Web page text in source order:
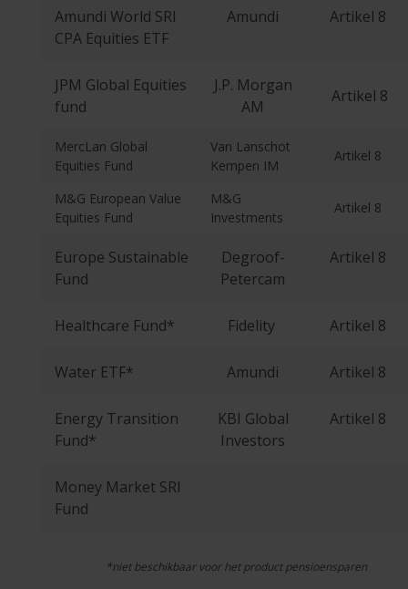
Amundi World SRI
CPA Equities ETF
Amundi Artikel 8
JPM Global Equities
fund
J.P. Morgan
AM
Artikel 8
MercLan Global
Equities Fund
Van Lanschot
Kempen IM
Artikel 8
M&G European Value
Equities Fund
M&G
Investments
Artikel 8
Europe Sustainable
Fund
Degroof-
Petercam
Artikel 8
Healthcare Fund* Fidelity Artikel 8
Water ETF* Amundi Artikel 8
Energy Transition
Fund*
KBI Global
Investors
Artikel 8
Money Market SRI
Fund
*niet beschikbaar voor het product pensioensparen